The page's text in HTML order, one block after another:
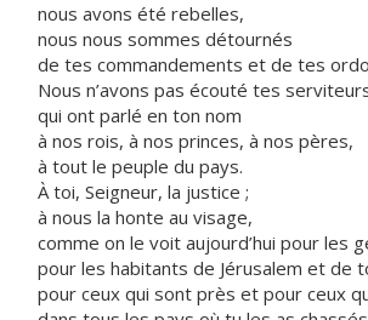
nous avons été rebelles,
nous nous sommes détournés
de tes commandements et de tes
Nous n’avons pas écouté tes
qui ont parlé en ton nom
à nos rois, à nos princes, à nos pères,
à tout le peuple du pays.
À toi, Seigneur, la justice ;
à nous la honte au visage,
comme on le voit aujourd’hui pour les
pour les habitants de Jérusalem et de
pour ceux qui sont près et pour ceux